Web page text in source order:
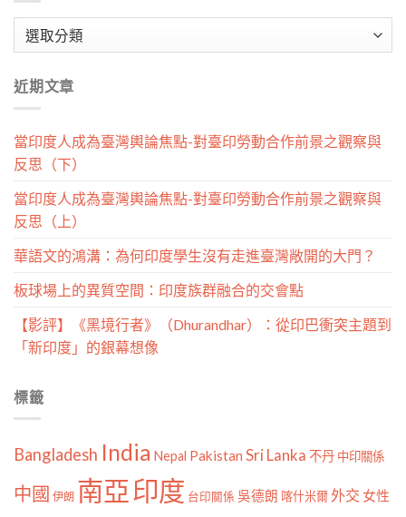
章
類
近期文章
當印度人成為臺灣輿論焦點-對臺印勞動合作前景之觀察與
反思（下）
當印度人成為臺灣輿論焦點-對臺印勞動合作前景之觀察與
反思（上）
華語文的鴻溝：為何印度學生沒有走進臺灣敞開的大門？
板球場上的異質空間：印度族群融合的交會點
【影評】《黑境行者》（Dhurandhar）：從印巴衝突主題到
「新印度」的銀幕想像
標籤
Bangladesh India Nepal Pakistan Sri Lanka 不丹 中印關係
中國 伊朗 南亞印度 台印關係 吳德朗 喀什米爾外交 女性